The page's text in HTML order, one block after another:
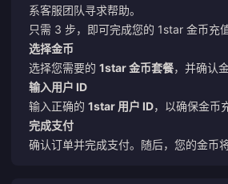
系客服团队寻求帮助。
只需 3 步，即可完成您的 1star 金币充
选择金币
选择您需要的 1star 金币套餐，并确认
输入用户 ID
输入正确的 1star 用户 ID，以确保金币
完成支付
确认订单并完成支付。随后，您的金币将